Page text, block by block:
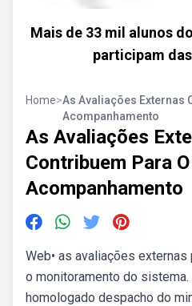
Mais de 33 mil alunos
participam
Home>As Avaliações Externas
Acompanhamento
As Avaliações
Contribuem Para O
Acompanhamento
Web• as avaliações
o monitoramento do
homologado despacho do